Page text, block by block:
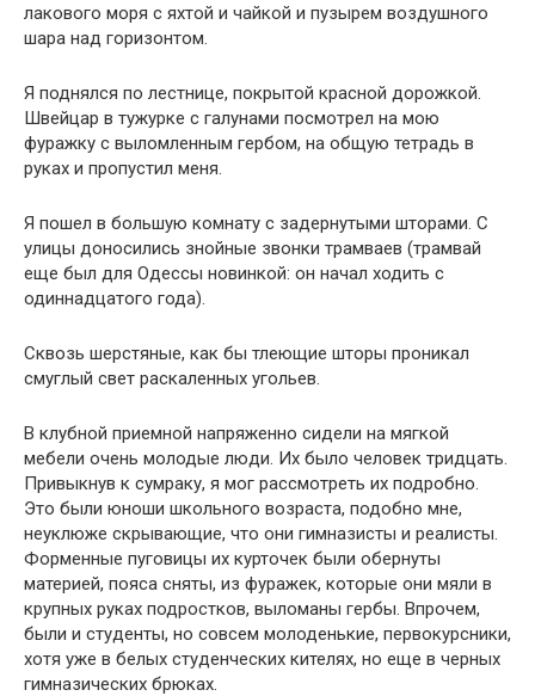
лакового моря с яхтой и чайкой и пузырем воздушного
шара над горизонтом.
Я поднялся по лестнице, покрытой красной дорожкой.
Швейцар в тужурке с галунами посмотрел на мою
фуражку с выломленным гербом, на общую тетрадь в
руках и пропустил меня.
Я пошел в большую комнату с задернутыми шторами. С
улицы доносились знойные звонки трамваев (трамвай
еще был для Одессы новинкой: он начал ходить с
одиннадцатого года).
Сквозь шерстяные, как бы тлеющие шторы проникал
смуглый свет раскаленных угольев.
В клубной приемной напряженно сидели на мягкой
мебели очень молодые люди. Их было человек тридцать.
Привыкнув к сумраку, я мог рассмотреть их подробно.
Это были юноши школьного возраста, подобно мне,
неуклюже скрывающие, что они гимназисты и реалисты.
Форменные пуговицы их курточек были обернуты
материей, пояса сняты, из фуражек, которые они мяли в
крупных руках подростков, выломаны гербы. Впрочем,
были и студенты, но совсем молоденькие, первокурсники,
хотя уже в белых студенческих кителях, но еще в черных
гимназических брюках.